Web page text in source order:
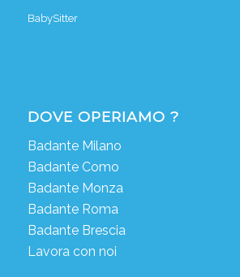
BabySitter
DOVE OPERIAMO ?
Badante Milano
Badante Como
Badante Monza
Badante Roma
Badante Brescia
Lavora con noi